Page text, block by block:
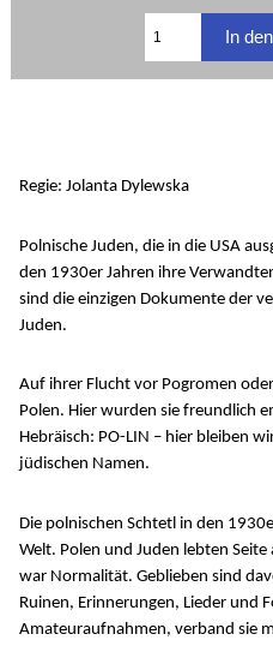
Regie: Jolanta Dylewska
Polnische Juden, die in die USA
den 1930er Jahren ihre
sind die einzigen Dokumente der
Juden.
Auf ihrer Flucht vor Pogromen
Polen. Hier wurden sie freundlich
Hebräisch: PO-LIN – hier bleiben
jüdischen Namen.
Die polnischen Schtetl in den
Welt. Polen und Juden lebten Seite
war Normalität. Geblieben sind
Ruinen, Erinnerungen, Lieder und
Amateuraufnahmen, verband sie